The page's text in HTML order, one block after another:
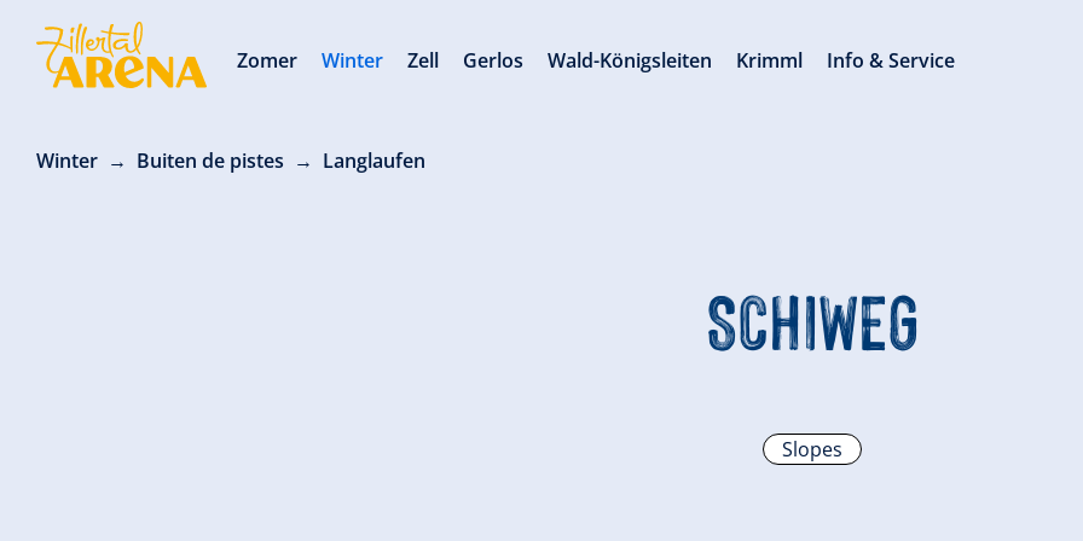
Winter Buiten de pistes Langlaufen
SCHIWEG
Slopes
Zomer Winter Zell Gerlos Wald-Königsleiten Krimml Info & Service